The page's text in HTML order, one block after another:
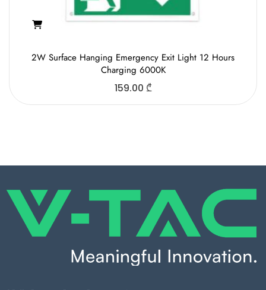
2W Surface Hanging Emergency Exit Light 12 Hours
Charging 6000K
159.00 ₾